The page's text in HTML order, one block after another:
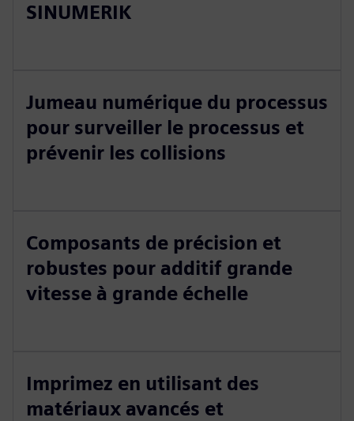
SINUMERIK
Jumeau numérique du processus
pour surveiller le processus et
prévenir les collisions
Composants de précision et
robustes pour additif grande
vitesse à grande échelle
Imprimez en utilisant des
matériaux avancés et